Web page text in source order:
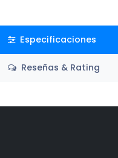
Especificaciones
Reseñas & Rating